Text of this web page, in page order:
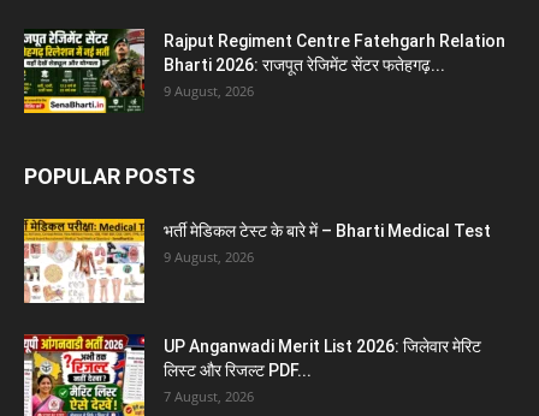
Rajput Regiment Centre Fatehgarh Relation
Bharti 2026: राजपूत रेजिमेंट सेंटर फतेहगढ़...
9 August, 2026
POPULAR POSTS
भर्ती मेडिकल टेस्ट के बारे में – Bharti Medical Test
9 August, 2026
UP Anganwadi Merit List 2026: जिलेवार मेरिट
लिस्ट और रिजल्ट PDF...
7 August, 2026